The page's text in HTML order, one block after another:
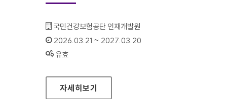
기관명 :
국민건강보험공단 인재개발원
인증기간 :
2026.03.21 ~ 2027.03.20
상태 :
유효
국민건강보험공단 인재개발원(모바일웹)
자세히보기